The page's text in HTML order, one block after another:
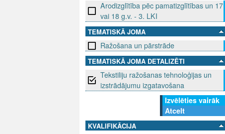
Arodizglītība pēc pamatizglītības un 17
vai 18 g.v. - 3. LKI
TEMATISKĀ JOMA
Ražošana un pārstrāde
TEMATISKĀ JOMA DETALIZĒTI
Tekstiliju ražošanas tehnoloģijas un
izstrādājumu izgatavošana
Izvēlēties vairāk
Atcelt
KVALIFIKĀCIJA